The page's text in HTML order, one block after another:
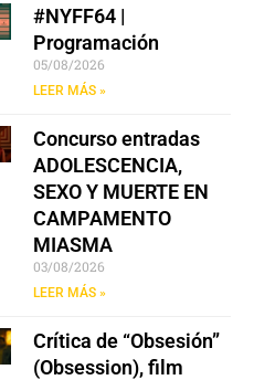
#NYFF64 |
Programación
05/08/2026
LEER MÁS »
Concurso entradas
ADOLESCENCIA,
SEXO Y MUERTE EN
CAMPAMENTO
MIASMA
03/08/2026
LEER MÁS »
Crítica de “Obsesión”
(Obsession), film